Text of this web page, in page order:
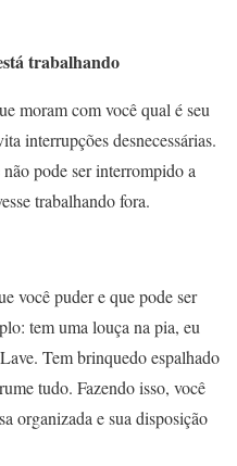
trabalhando
moram com você qual é seu
interrupções desnecessárias.
pode ser interrompido a
trabalhando fora.
você puder e que pode ser
tem uma louça na pia, eu
Tem brinquedo espalhado
tudo. Fazendo isso, você
organizada e sua disposição